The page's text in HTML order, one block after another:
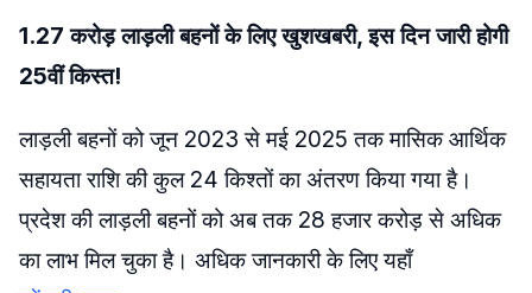
1.27 करोड़ लाड़ली बहनों के लिए खुशखबरी, इस दिन जारी होगी
25वीं किस्त!
लाड़ली बहनों को जून 2023 से मई 2025 तक मासिक आर्थिक
सहायता राशि की कुल 24 किश्तों का अंतरण किया गया है।
प्रदेश की लाड़ली बहनों को अब तक 28 हजार करोड़ से अधिक
का लाभ मिल चुका है। अधिक जानकारी के लिए यहाँ